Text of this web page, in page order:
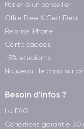
Parler à un conseiller
Offre Free X CertiDeal
Reprise iPhone
Carte cadeau
-5% étudiants
Nouveau : le choix sur
Besoin d'infos ?
La FAQ
Conditions garantie 30